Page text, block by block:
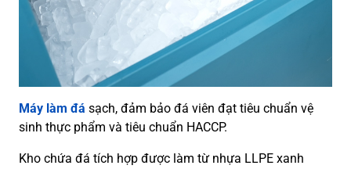
Máy làm đá sạch, đảm bảo đá viên đạt tiêu chuẩn vệ
sinh thực phẩm và tiêu chuẩn HACCP.
Kho chứa đá tích hợp được làm từ nhựa LLPE xanh